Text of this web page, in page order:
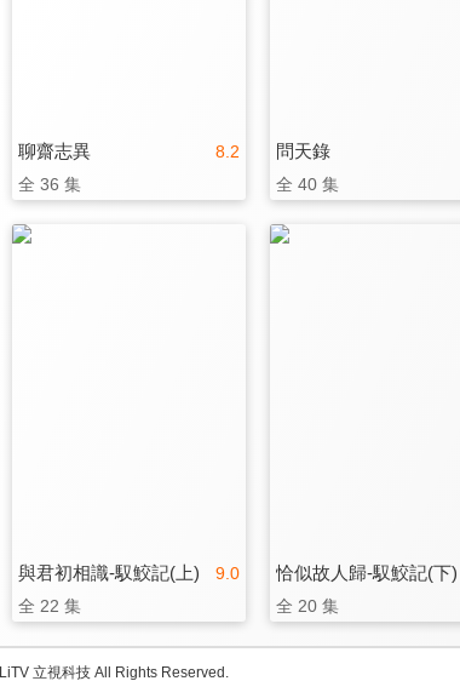
8.2
聊齋志異
全 36 集
問天錄
全 40 集
9.0
與君初相識-馭鮫記(上)
全 22 集
恰似故人歸-馭鮫記(下)
全 20 集
LiTV 立視科技 All Rights Reserved.